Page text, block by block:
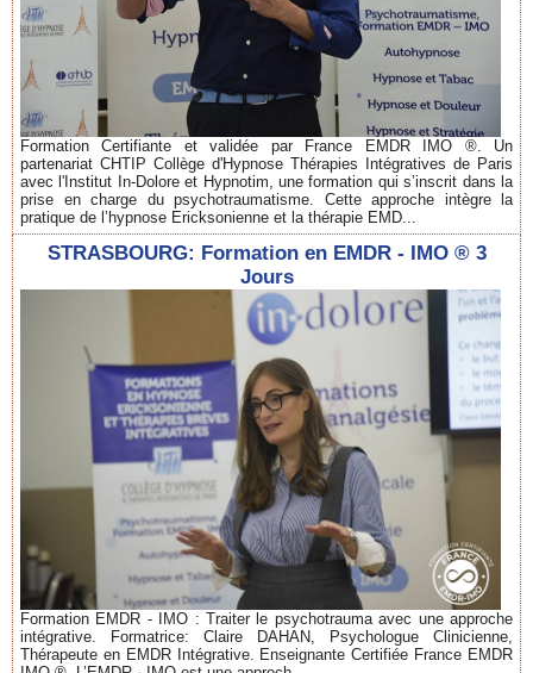
Formation Certifiante et validée par France EMDR IMO ®. Un
partenariat CHTIP Collège d'Hypnose Thérapies Intégratives de Paris
avec l'Institut In-Dolore et Hypnotim, une formation qui s’inscrit dans la
prise en charge du psychotraumatisme. Cette approche intègre la
pratique de l’hypnose Ericksonienne et la thérapie EMD...
STRASBOURG: Formation en EMDR - IMO ® 3
Jours
Formation EMDR - IMO : Traiter le psychotrauma avec une approche
intégrative. Formatrice: Claire DAHAN, Psychologue Clinicienne,
Thérapeute en EMDR Intégrative. Enseignante Certifiée France EMDR